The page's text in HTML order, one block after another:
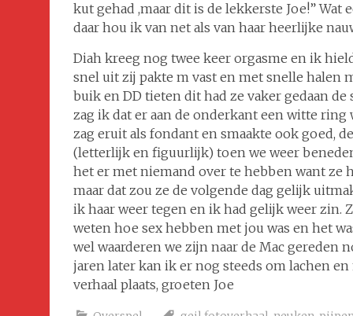
kut gehad ,maar dit is de lekkerste Joe!”
daar hou ik van net als van haar heerlijke
Diah kreeg nog twee keer orgasme en ik
snel uit zij pakte m vast en met snelle halen
buik en DD tieten dit had ze vaker gedaan
zag ik dat er aan de onderkant een witte ring
zag eruit als fondant en smaakte ook goed,
(letterlijk en figuurlijk) toen we weer
het er met niemand over te hebben want ze
maar dat zou ze de volgende dag gelijk
ik haar weer tegen en ik had gelijk weer zin.
weten hoe sex hebben met jou was en het
wel waarderen we zijn naar de Mac gereden
jaren later kan ik er nog steeds om lachen
verhaal plaats, groeten Joe